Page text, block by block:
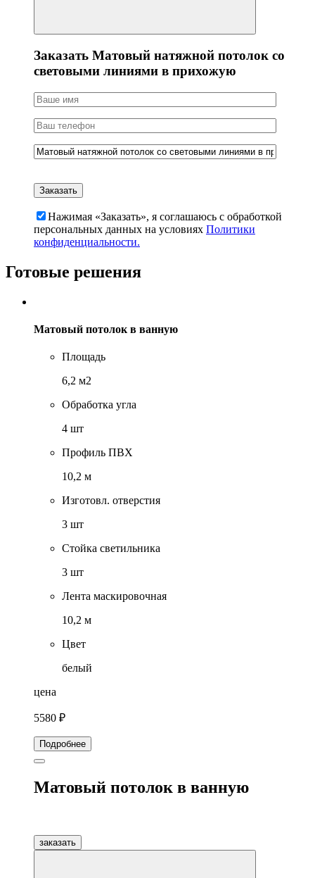
Заказать Матовый натяжной потолок со
световыми линиями в прихожую
Нажимая «Заказать», я соглашаюсь c обработкой
персональных данных на условиях Политики
конфиденциальности.
Готовые решения
Матовый потолок в ванную
Площадь
6,2 м2
Обработка угла
4 шт
Профиль ПВХ
10,2 м
Изготовл. отверстия
3 шт
Стойка светильника
3 шт
Лента маскировочная
10,2 м
Цвет
белый
цена
5580 ₽
Подробнее
Матовый потолок в ванную
заказать